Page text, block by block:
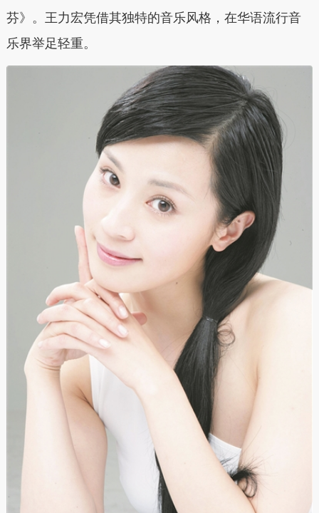
芬》。王力宏凭借其独特的音乐风格，在华语流行音
乐界举足轻重。